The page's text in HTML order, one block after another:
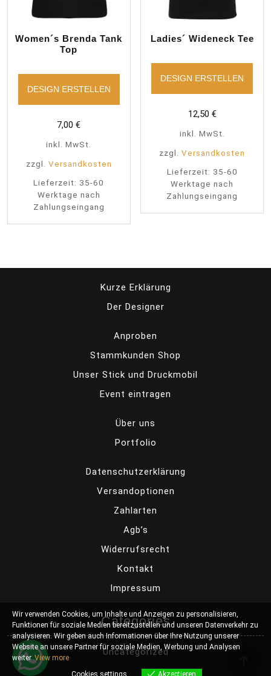
Women´s Brenda Tank
Top
DESIGN ERSTELLEN
7,00€
inkl. MwSt.
zzgl. Versandkosten
Lieferzeit: 35-60
Werktage nach
Zahlungseingang
Ladies´ Wideneck Tee
DESIGN ERSTELLEN
12,50 €
inkl. MwSt.
zzgl.Versandkosten
Lieferzeit: 35-60
Werktage nach
Zahlungseingang
Kurze Erklärung
Der Designer
Anproben
Stammkunden Shop
Unser Stick und Druckmobil
Event eintragen
Über uns
Portfolio
Datenschutzerklärung
Versandoptionen
Zahlarten
Agb’s
Widerrufsrecht
Kontakt
Impressum
Categories
Uncategorized
Wir verwenden Cookies, um Inhalte und Anzeigen zu personalisieren,
Funktionen für soziale Medien bereitzustellen und unseren Datenverkehr zu
analysieren. Wir geben auch Informationen über Ihre Nutzung unserer
Website an unsere Partner für soziale Medien, Werbung und Analysen
weiter.View more
Cookies settings
Akzeptieren